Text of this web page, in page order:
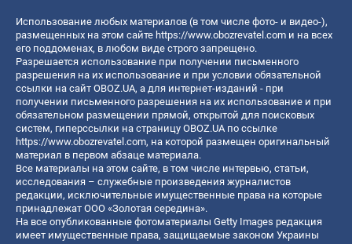
Использование любых материалов (в том числе фото- и видео-),
размещенных на этом сайте https://www.obozrevatel.com и на всех
его поддоменах, в любом виде строго запрещено.
Разрешается использование при получении письменного
разрешения на их использование и при условии обязательной
ссылки на сайт OBOZ.UA, а для интернет-изданий - при
получении письменного разрешения на их использование и при
обязательном размещении прямой, открытой для поисковых
систем, гиперссылки на страницу OBOZ.UA по ссылке
https://www.obozrevatel.com, на которой размещен оригинальный
материал в первом абзаце материала.
Все материалы на этом сайте, в том числе интервью, статьи,
исследования – служебные произведения журналистов
редакции, исключительные имущественные права на которые
принадлежат ООО «Золотая середина».
На все опубликованные фотоматериалы Getty Images редакция
имеет имущественные права, защищаемые законом Украины